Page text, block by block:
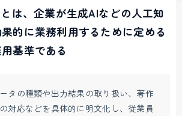
は、企業が生成AIなどの人工知
的に業務利用するために定める
基準である
タの種類や出力結果の取り扱い、著作
対応などを具体的に明文化し、従業員